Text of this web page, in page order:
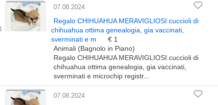
07.08.2024
Regalo CHIHUAHUA MERAVIGLIOSI cuccioli di
chihuahua ottima genealogia, gia vaccinati,
sverminati e m
€ 1
Animali (Bagnolo in Piano)
Regalo CHIHUAHUA MERAVIGLIOSI cuccioli di
chihuahua ottima genealogia, gia vaccinati,
sverminati e microchip registr...
07.08.2024